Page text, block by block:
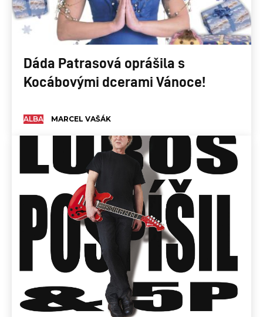
Dáda Patrasová oprášila s
Kocábovými dcerami Vánoce!
ALBA MARCEL VAŠÁK